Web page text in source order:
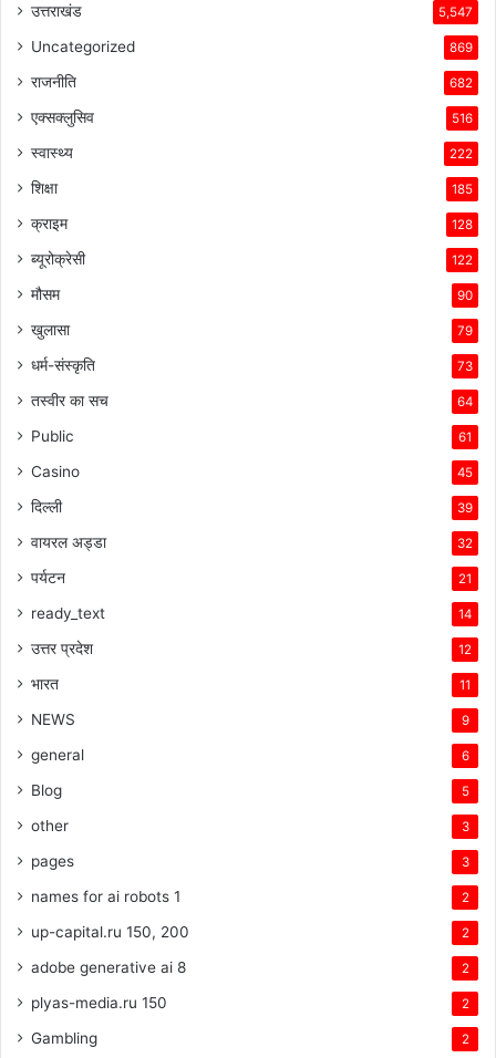
उत्तराखंड 5,547
Uncategorized 869
राजनीति 682
एक्सक्लुसिव 516
स्वास्थ्य 222
शिक्षा 185
क्राइम 128
ब्यूरोक्रेसी 122
मौसम 90
खुलासा 79
धर्म-संस्कृति 73
तस्वीर का सच 64
Public 61
Casino 45
दिल्ली 39
वायरल अड्डा 32
पर्यटन 21
ready_text 14
उत्तर प्रदेश 12
भारत 11
NEWS 9
general 6
Blog 5
other 3
pages 3
names for ai robots 1 2
up-capital.ru 150, 200 2
adobe generative ai 8 2
plyas-media.ru 150 2
Gambling 2